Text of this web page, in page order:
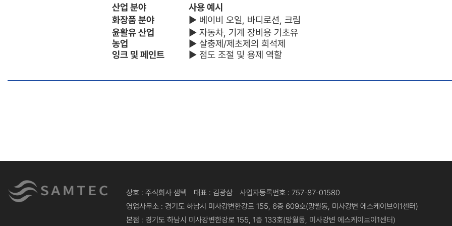
산업 분야
사용 예시
화장품 분야
▶ 베이비 오일, 바디로션, 크림
윤활유 산업
▶ 자동차, 기계 장비용 기초유
농업
▶ 살충제/제초제의 희석제
잉크 및 페인트 ▶ 점도 조절 및 용제 역할
상호 : 주식회사 샘텍 대표 : 김광삼
사업자등록번호 : 757-87-01580
영업사무소 : 경기도 하남시 미사강변한강로 155, 6층 609호(망월동, 미사강변 에스케이브이1센터)
본점 : 경기도 하남시 미사강변한강로 155, 1층 133호(망월동, 미사강변 에스케이브이1센터)